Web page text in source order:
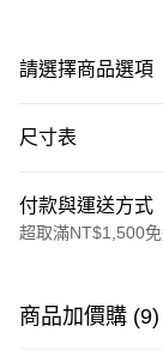
請選擇商品選項
尺寸表
付款與運送方式
超取滿NT$1,500
信用卡一次付款
商品加價購 (9)